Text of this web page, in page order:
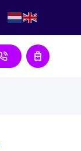
Aanvraag